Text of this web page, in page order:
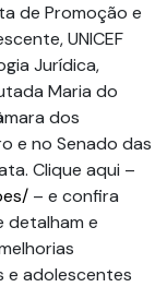
de Promoção e
UNICEF
Jurídica,
Maria do
dos
e no Senado das
Clique aqui –
– e confira
detalham e
e adolescentes